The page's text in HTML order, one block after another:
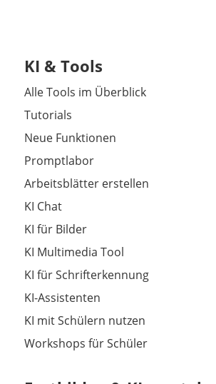
KI & Tools
Alle Tools im Überblick
Tutorials
Neue Funktionen
Promptlabor
Arbeitsblätter erstellen
KI Chat
KI für Bilder
KI Multimedia Tool
KI für Schrifterkennung
KI-Assistenten
KI mit Schülern nutzen
Workshops für Schüler